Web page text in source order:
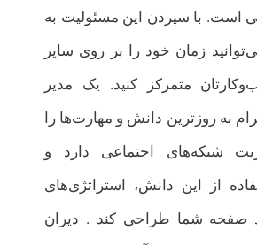
است. با سپردن این مسئولیت به
زمان خود را بر روی سایر
متمرکز کنید. یک مدیر
به روزترین دانش و مهارت‌ها را
شبکه‌های اجتماعی دارد و
از این دانش، استراتژی‌های
صفحه شما طراحی کند . دیران